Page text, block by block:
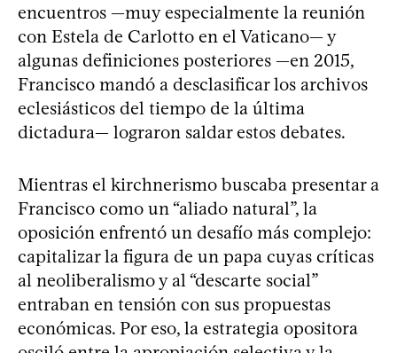
encuentros —muy especialmente la reunión
con Estela de Carlotto en el Vaticano— y
algunas definiciones posteriores —en 2015,
Francisco mandó a desclasificar los archivos
eclesiásticos del tiempo de la última
dictadura— lograron saldar estos debates.
Mientras el kirchnerismo buscaba presentar a
Francisco como un “aliado natural”, la
oposición enfrentó un desafío más complejo:
capitalizar la figura de un papa cuyas críticas
al neoliberalismo y al “descarte social”
entraban en tensión con sus propuestas
económicas. Por eso, la estrategia opositora